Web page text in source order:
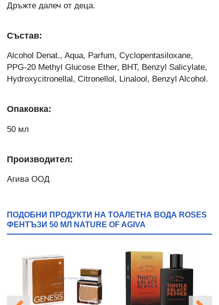
Дръжте далеч от деца.
Състав:
Alcohol Denat., Aqua, Parfum, Cyclopentasiloxane,
PPG-20 Methyl Glucose Ether, BHT, Benzyl Salicylate,
Hydroxycitronellal, Citronellol, Linalool, Benzyl Alcohol.
Опаковка:
50 мл
Производител:
Агива ООД
ПОДОБНИ ПРОДУКТИ НА ТОАЛЕТНА ВОДА ROSES
ФЕНТЪЗИ 50 МЛ NATURE OF AGIVA